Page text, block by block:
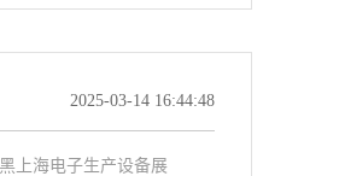
2025-03-14 16:44:48
上海电子生产设备展